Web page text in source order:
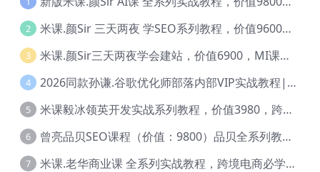
2 米课.颜Sir 三天两夜 学SEO系列教程，价值9600元，跨境人都在学 【Ag-0056】
3 米课.颜Sir三天两夜学会建站，价值6900，MI课甄选课程 【Ag-0055】
4 2026同款孙谦.谷歌优化师部落内部VIP实战教程|价值4999元全网独家解码（官方报名版本）【@034】
5 米课毅冰领英开发实战系列教程，价值3980，跨境必选【Ag-0049】
6 曾亮品贝SEO课程（价值：9800）品贝全系列教程 【Ab-0022】
7 米课.老华商业课 全系列实战教程，跨境电商必学，价值16900元【Ag-0053】